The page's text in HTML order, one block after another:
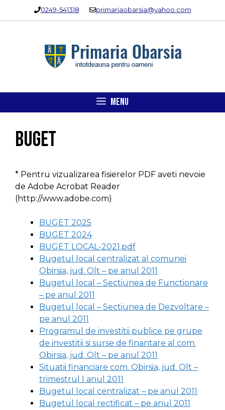
0249-541318 primariaobarsia@yahoo.com
MENU
Buget
* Pentru vizualizarea fisierelor PDF aveti nevoie
de Adobe Acrobat Reader
(http://www.adobe.com)
BUGET 2025
BUGET 2024
BUGET LOCAL-2021.pdf
Bugetul local centralizat al comunei
Obirsia, jud. Olt – pe anul 2011
Bugetul local – Sectiunea de Functionare
– pe anul 2011
Bugetul local – Sectiunea de Dezvoltare –
pe anul 2011
Programul de investitii publice pe grupe
de investitii si surse de finantare al com.
Obirsia, jud. Olt – pe anul 2011
Situatii financiare com. Obirsia, jud. Olt –
trimestrul I anul 2011
Bugetul local centralizat – pe anul 2011
Bugetul local rectificat – pe anul 2011